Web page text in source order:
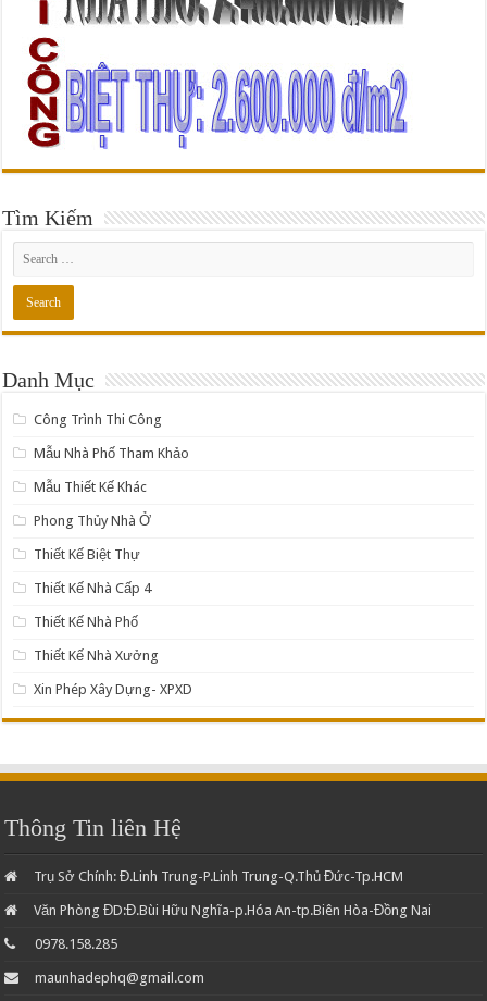
Tìm Kiếm
Danh Mục
Công Trình Thi Công
Mẫu Nhà Phố Tham Khảo
Mẫu Thiết Kế Khác
Phong Thủy Nhà Ở
Thiết Kế Biệt Thự
Thiết Kế Nhà Cấp 4
Thiết Kế Nhà Phố
Thiết Kế Nhà Xưởng
Xin Phép Xây Dựng- XPXD
Thông Tin liên Hệ
Trụ Sở Chính: Đ.Linh Trung-P.Linh Trung-Q.Thủ Đức-Tp.HCM
Văn Phòng ĐD:Đ.Bùi Hữu Nghĩa-p.Hóa An-tp.Biên Hòa-Đồng Nai
0978.158.285
maunhadephq@gmail.com